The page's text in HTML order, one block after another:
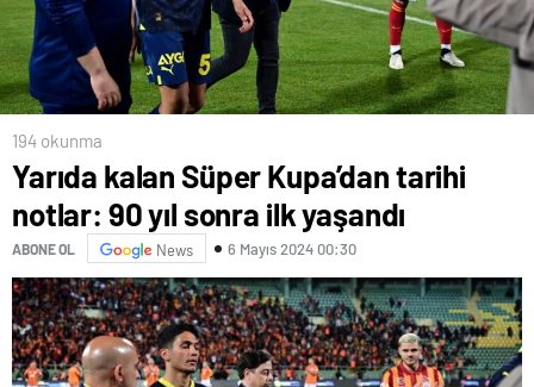
194 okunma
Yarıda kalan Süper Kupa’dan tarihi
notlar: 90 yıl sonra ilk yaşandı
ABONE OL News 6 Mayıs 2024 00:30